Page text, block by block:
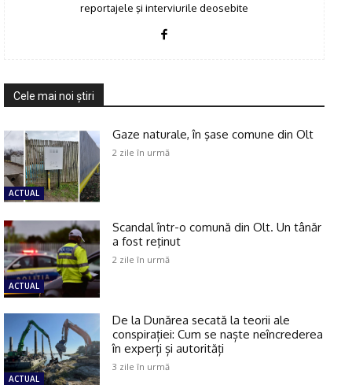
reportajele şi interviurile deosebite
Cele mai noi ştiri
ACTUAL
Gaze naturale, în şase comune din Olt
2 zile în urmă
ACTUAL
Scandal într-o comună din Olt. Un tânăr
a fost reţinut
2 zile în urmă
ACTUAL
De la Dunărea secată la teorii ale
conspirației: Cum se naște neîncrederea
în experți și autorități
3 zile în urmă